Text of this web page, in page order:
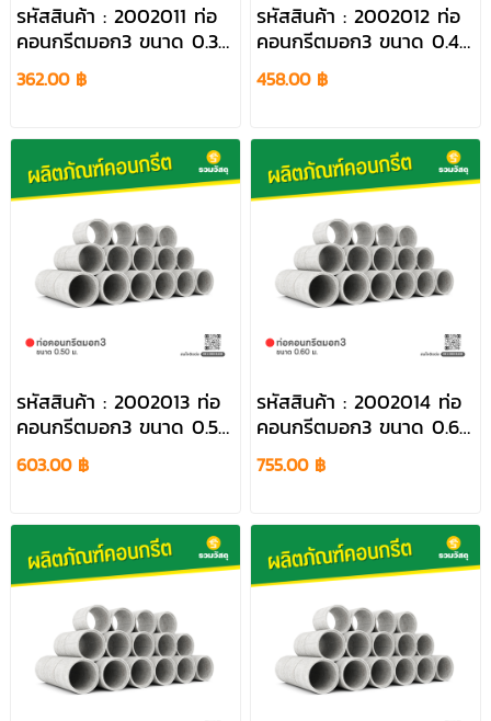
รหัสสินค้า : 2002011 ท่อ
คอนกรีตมอก3 ขนาด 0.30
ม.
362.00 ฿
รหัสสินค้า : 2002012 ท่อ
คอนกรีตมอก3 ขนาด 0.40
ม.
458.00 ฿
รหัสสินค้า : 2002013 ท่อ
คอนกรีตมอก3 ขนาด 0.50
ม.
603.00 ฿
รหัสสินค้า : 2002014 ท่อ
คอนกรีตมอก3 ขนาด 0.60
ม.
755.00 ฿